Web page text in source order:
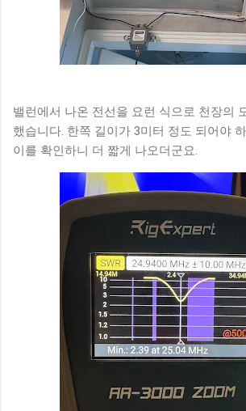
밸런에서 나온 전선을 요런 식으로 천장의
했습니다. 한쪽 길이가 3미터 정도 되어야
이를 확인하니 더 짧게 나오더군요.